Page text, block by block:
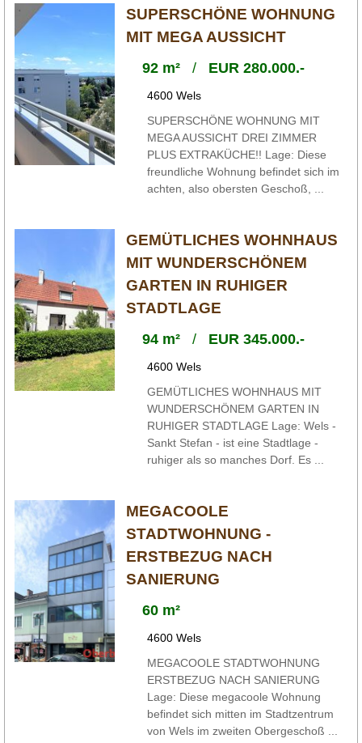
SUPERSCHÖNE WOHNUNG
MIT MEGA AUSSICHT
92 m²/ EUR 280.000.-
4600 Wels
SUPERSCHÖNE WOHNUNG MIT
MEGA AUSSICHT DREI ZIMMER
PLUS EXTRAKÜCHE!! Lage: Diese
freundliche Wohnung befindet sich im
achten, also obersten Geschoß, ...
GEMÜTLICHES WOHNHAUS
MIT WUNDERSCHÖNEM
GARTEN IN RUHIGER
STADTLAGE
94 m²/ EUR 345.000.-
4600 Wels
GEMÜTLICHES WOHNHAUS MIT
WUNDERSCHÖNEM GARTEN IN
RUHIGER STADTLAGE Lage: Wels -
Sankt Stefan - ist eine Stadtlage -
ruhiger als so manches Dorf. Es ...
MEGACOOLE
STADTWOHNUNG -
ERSTBEZUG NACH
SANIERUNG
60 m²
4600 Wels
MEGACOOLE STADTWOHNUNG
ERSTBEZUG NACH SANIERUNG
Lage: Diese megacoole Wohnung
befindet sich mitten im Stadtzentrum
von Wels im zweiten Obergeschoß ...